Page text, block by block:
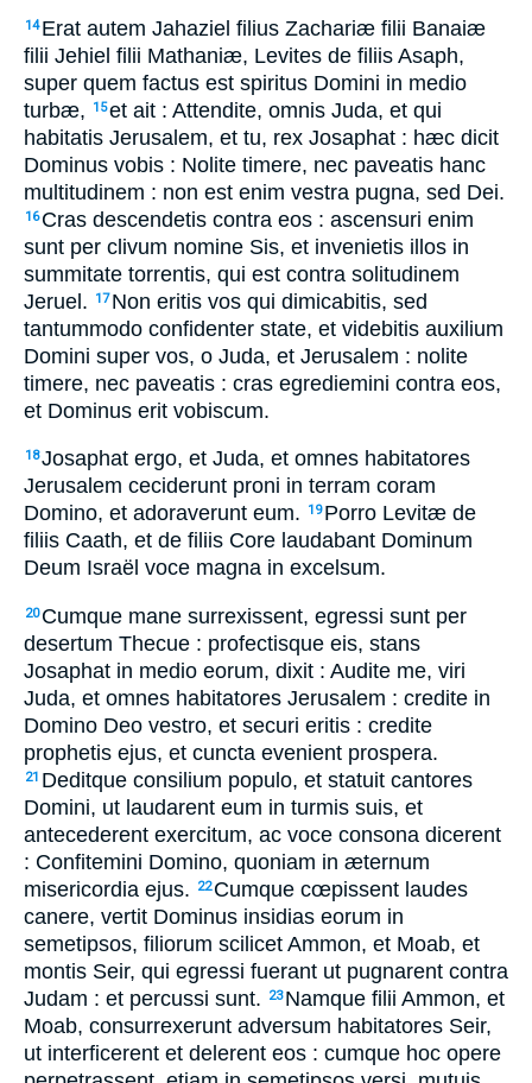
14 Erat autem Jahaziel filius Zachariæ filii Banaiæ
filii Jehiel filii Mathaniæ, Levites de filiis Asaph,
super quem factus est spiritus Domini in medio
turbæ,
15et ait : Attendite, omnis Juda, et qui
habitatis Jerusalem, et tu, rex Josaphat : hæc dicit
Dominus vobis : Nolite timere, nec paveatis hanc
multitudinem : non est enim vestra pugna, sed Dei.
16 Cras descendetis contra eos : ascensuri enim
sunt per clivum nomine Sis, et invenietis illos in
summitate torrentis, qui est contra solitudinem
Jeruel.
17 Non eritis vos qui dimicabitis, sed
tantummodo confidenter state, et videbitis auxilium
Domini super vos, o Juda, et Jerusalem : nolite
timere, nec paveatis : cras egrediemini contra eos,
et Dominus erit vobiscum.
18Josaphat ergo, et Juda, et omnes habitatores
Jerusalem ceciderunt proni in terram coram
Domino, et adoraverunt eum.
19 Porro Levitæ de
filiis Caath, et de filiis Core laudabant Dominum
Deum Israël voce magna in excelsum.
20 Cumque mane surrexissent, egressi sunt per
desertum Thecue : profectisque eis, stans
Josaphat in medio eorum, dixit : Audite me, viri
Juda, et omnes habitatores Jerusalem : credite in
Domino Deo vestro, et securi eritis : credite
prophetis ejus, et cuncta evenient prospera.
21 Deditque consilium populo, et statuit cantores
Domini, ut laudarent eum in turmis suis, et
antecederent exercitum, ac voce consona dicerent
: Confitemini Domino, quoniam in æternum
misericordia ejus.
22 Cumque cœpissent laudes
canere, vertit Dominus insidias eorum in
semetipsos, filiorum scilicet Ammon, et Moab, et
montis Seir, qui egressi fuerant ut pugnarent contra
Judam : et percussi sunt.
23 Namque filii Ammon, et
Moab, consurrexerunt adversum habitatores Seir,
ut interficerent et delerent eos : cumque hoc opere